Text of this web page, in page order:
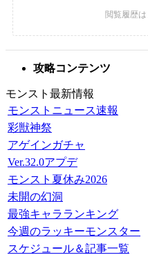
攻略コンテンツ
モンスト最新情報
モンストニュース速報
彩獣神祭
アゲインガチャ
Ver.32.0アプデ
モンスト夏休み2026
未開の幻洞
最強キャラランキング
今週のラッキーモンスター
スケジュール＆記事一覧